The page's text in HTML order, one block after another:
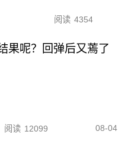
阅读 4354
果呢？回弹后又蔫了
阅读 12099 08-04